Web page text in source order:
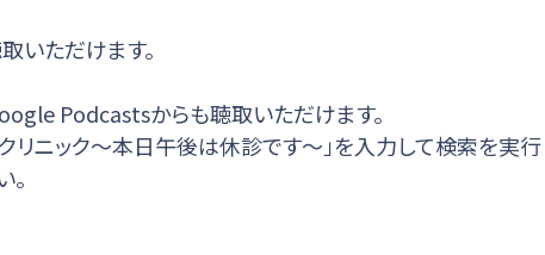
いただけます。
Podcastsからも聴取いただけます。
ニック～本日午後は休診です～」を入力して検索を実行